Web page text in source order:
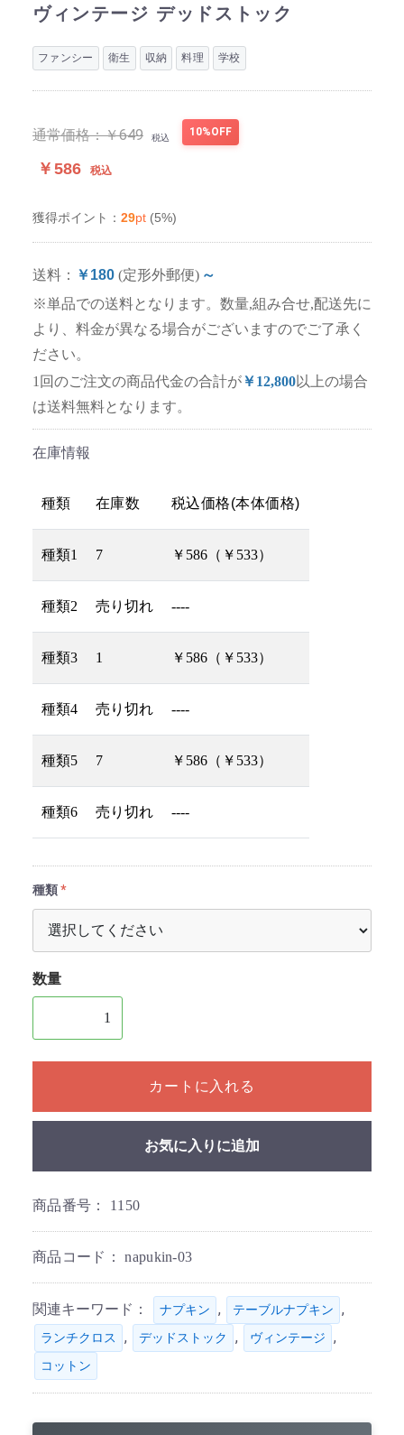
ヴィンテージ デッドストック
ファンシー 衛生 収納 料理 学校
通常価格：￥649 税込 10%OFF
￥586 税込
獲得ポイント： 29pt (5%)
送料： ￥180 (定形外郵便) ～
※単品での送料となります。数量,組み合せ,配送先に
より、料金が異なる場合がございますのでご了承く
ださい。
1回のご注文の商品代金の合計が￥12,800以上の場合
は送料無料となります。
在庫情報
種類 在庫数 税込価格(本体価格)
種類1 7 ￥586（￥533）
種類2 売り切れ ----
種類3 1 ￥586（￥533）
種類4 売り切れ ----
種類5 7 ￥586（￥533）
種類6 売り切れ ----
種類
数量
1個以上の数量を入力してください
カートに入れる
お気に入りに追加
商品番号： 1150
商品コード：napukin-03
関連キーワード： ナプキン , テーブルナプキン ,
ランチクロス , デッドストック , ヴィンテージ ,
コットン